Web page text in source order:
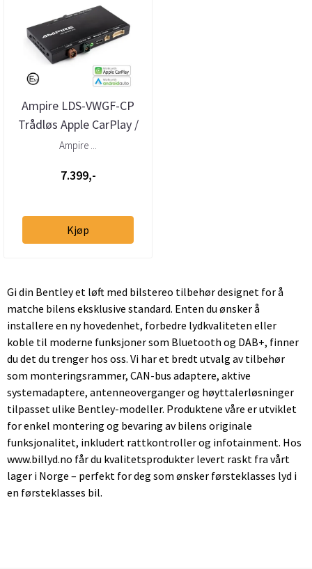
Ampire LDS-VWGF-CP
Trådløs Apple CarPlay /
Android Auto interface
Ampire ...
7.399,-
Kjøp
Gi din Bentley et løft med bilstereo tilbehør designet for å
matche bilens eksklusive standard. Enten du ønsker å
installere en ny hovedenhet, forbedre lydkvaliteten eller
koble til moderne funksjoner som Bluetooth og DAB+, finner
du det du trenger hos oss. Vi har et bredt utvalg av tilbehør
som monteringsrammer, CAN-bus adaptere, aktive
systemadaptere, antenneoverganger og høyttalerløsninger
tilpasset ulike Bentley-modeller. Produktene våre er utviklet
for enkel montering og bevaring av bilens originale
funksjonalitet, inkludert rattkontroller og infotainment. Hos
www.billyd.no får du kvalitetsprodukter levert raskt fra vårt
lager i Norge – perfekt for deg som ønsker førsteklasses lyd i
en førsteklasses bil.